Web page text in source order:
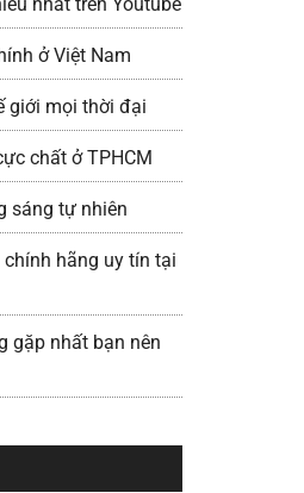
ở Việt Nam
giới mọi thời đại
chất ở TPHCM
sáng tự nhiên
hãng uy tín tại
gặp nhất bạn nên